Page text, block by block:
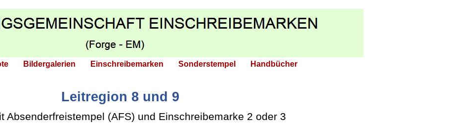
Bildergalerien Einschreibemarken Sonderstempel Handbücher
Leitregion 8 und 9
Absenderfreistempel (AFS) und Einschreibemarke 2 oder 3